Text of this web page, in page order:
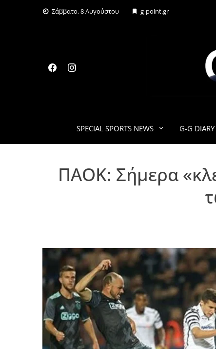
Σάββατο, 8 Αυγούστου g-point.gr
SPECIAL SPORTS NEWS G-G DIARY
ΠΑΟΚ: Σήμερα